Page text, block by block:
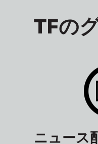
TFの
ニュース